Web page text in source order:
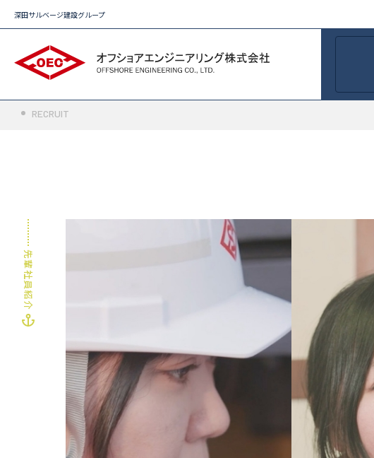
深田サルベージ建設グループ
RECRUIT
先輩社員紹介